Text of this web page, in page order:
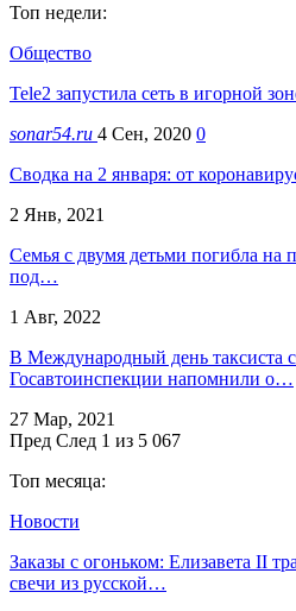
Топ недели:
Общество
Tele2 запустила сеть в игорной
sonar54.ru 4 Сен, 2020 0
Сводка на 2 января: от
2 Янв, 2021
Семья с двумя детьми погибла на
под…
1 Авг, 2022
В Международный день таксиста
Госавтоинспекции напомнили о…
27 Мар, 2021
Пред След 1 из 5 067
Топ месяца:
Новости
Заказы с огоньком: Елизавета II
свечи из русской…